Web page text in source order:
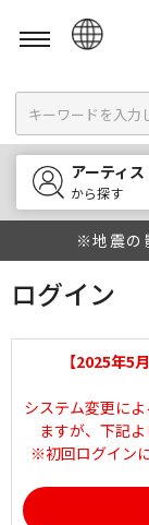
English
한국어
中文
アーティ
から探す
※地震の
ログイン
【2025年5
システム変更に
ますが、下記
※初回ログイン